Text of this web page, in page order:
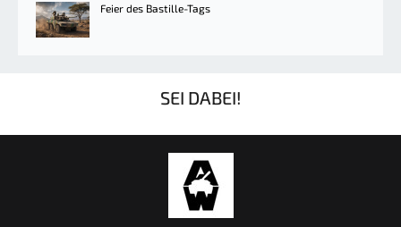
Feier des Bastille-Tags
SEI DABEI!